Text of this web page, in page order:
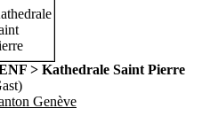
> Kathedrale Saint Pierre
Genève